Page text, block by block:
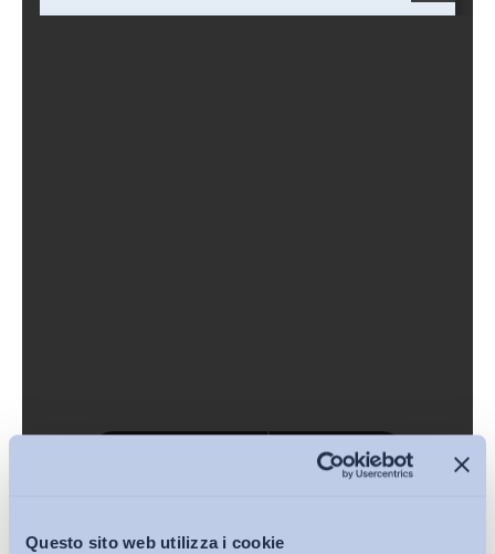
Questo sito web utilizza i cookie